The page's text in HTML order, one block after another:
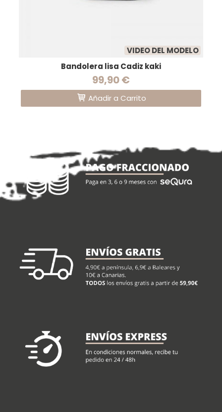
VIDEO DEL MODELO
Bandolera lisa Cadiz kaki
99,90 €
Añadir a Carrito